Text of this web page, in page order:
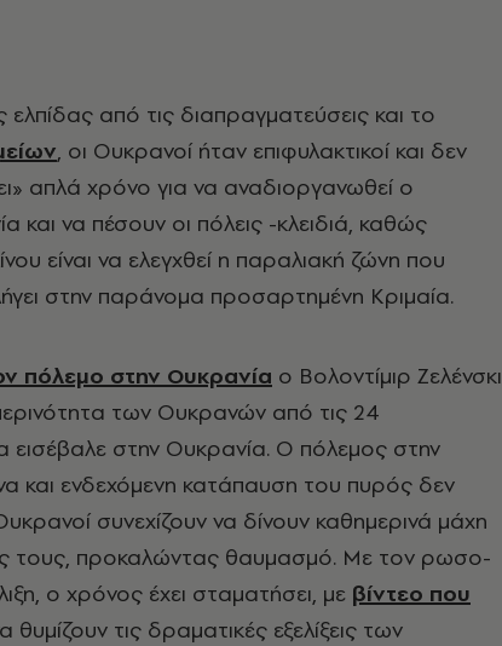
από τις διαπραγματεύσεις και το
, οι Ουκρανοί ήταν επιφυλακτικοί και δεν
απλά χρόνο για να αναδιοργανωθεί ο
να πέσουν οι πόλεις -κλειδιά, καθώς
είναι να ελεγχθεί η παραλιακή ζώνη που
στην παράνομα προσαρτημένη Κριμαία.
πόλεμο στην Ουκρανία ο Βολοντίμιρ Ζελένσκι
των Ουκρανών από τις 24
στην Ουκρανία. Ο πόλεμος στην
και ενδεχόμενη κατάπαυση του πυρός δεν
συνεχίζουν να δίνουν καθημερινά μάχη
τους, προκαλώντας θαυμασμό. Με τον ρωσο-
ο χρόνος έχει σταματήσει, με βίντεο που
θυμίζουν τις δραματικές εξελίξεις των